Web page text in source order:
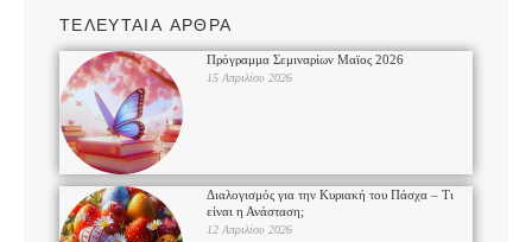
ΤΕΛΕΥΤΑΙΑ ΑΡΘΡΑ
Πρόγραμμα Σεμιναρίων Μαϊος 2026
15 Απριλίου 2026
Διαλογισμός για την Κυριακή του Πάσχα – Τι
είναι η Ανάσταση;
12 Απριλίου 2026